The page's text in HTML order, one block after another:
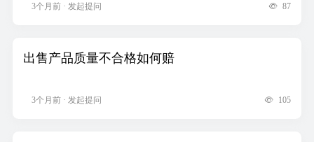
3个月前 · 发起提问 87
出售产品质量不合格如何赔
3个月前 · 发起提问 105